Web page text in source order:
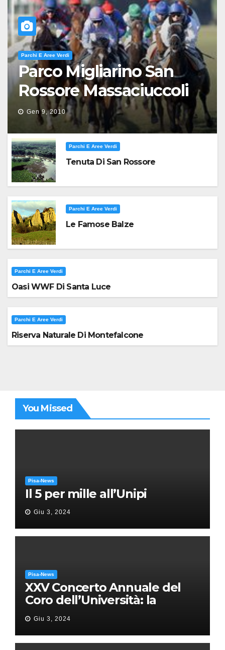
Parchi E Aree Verdi
Parco Migliarino San
Rossore Massaciuccoli
Gen 9, 2010
Parchi E Aree Verdi
Tenuta Di San Rossore
Parchi E Aree Verdi
Le Famose Balze
Parchi E Aree Verdi
Oasi WWF Di Santa Luce
Parchi E Aree Verdi
Riserva Naturale Di Montefalcone
You Missed
Pisa-News
Il 5 per mille all’Unipi
Giu 3, 2024
Pisa-News
XXV Concerto Annuale del
Coro dell’Università: la
“Messa in gloria” di Giacomo
Puccini
Giu 3, 2024